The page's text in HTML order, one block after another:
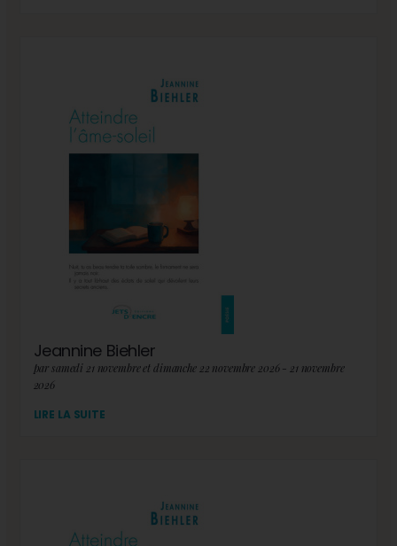
Jeannine Biehler
par samedi 21 novembre et dimanche 22 novembre 2026 - 21 novembre
2026
LIRE LA SUITE